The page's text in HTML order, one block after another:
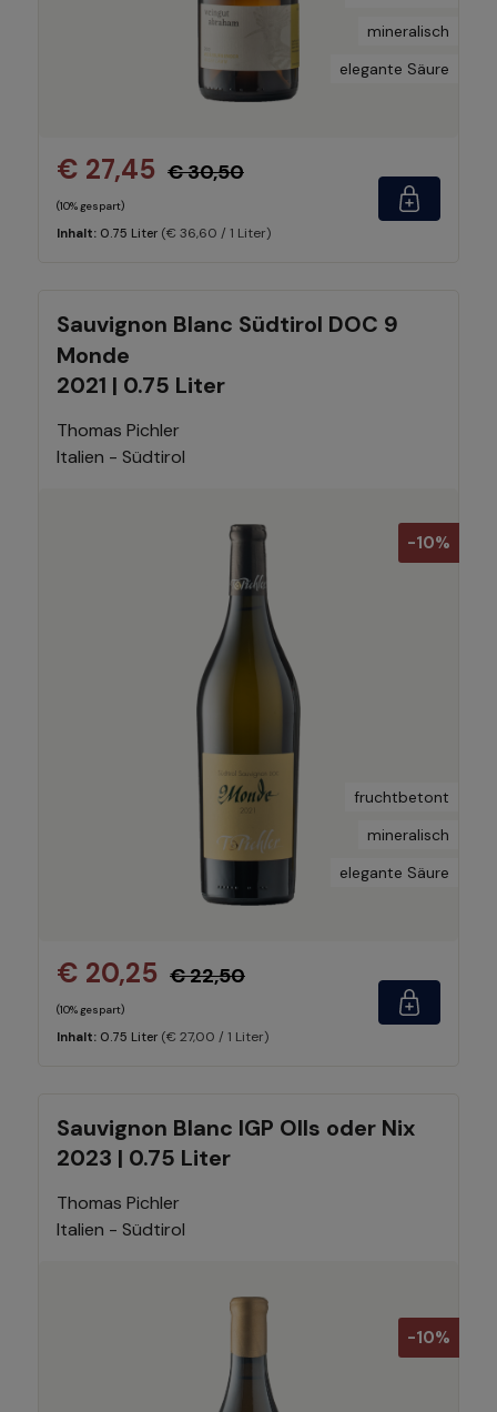
mineralisch
elegante Säure
€ 27,45 € 30,50
(10% gespart)
Inhalt: 0.75 Liter (€ 36,60 / 1 Liter)
Sauvignon Blanc Südtirol DOC 9
Monde
2021 | 0.75 Liter
Thomas Pichler
Italien - Südtirol
-10%
fruchtbetont
mineralisch
elegante Säure
€ 20,25 € 22,50
(10% gespart)
Inhalt: 0.75 Liter (€ 27,00 / 1 Liter)
Sauvignon Blanc IGP Olls oder Nix
2023 | 0.75 Liter
Thomas Pichler
Italien - Südtirol
-10%